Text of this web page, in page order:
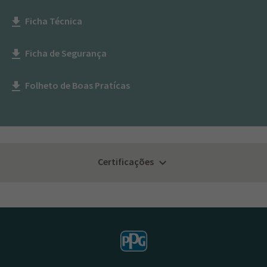
get_app Ficha Técnica
get_app Ficha de Segurança
get_app Folheto de Boas Pratícas
Certificações keyboard_arrow_down